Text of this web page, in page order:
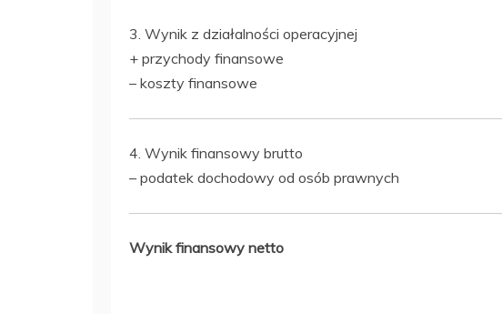
3. Wynik z działalności operacyjnej
+ przychody finansowe
– koszty finansowe
4. Wynik finansowy brutto
– podatek dochodowy od osób prawnych
Wynik finansowy netto